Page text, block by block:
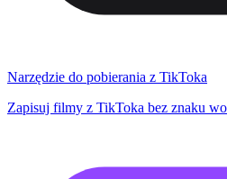
Narzędzie do pobierania z TikToka
Zapisuj filmy z TikToka bez znaku